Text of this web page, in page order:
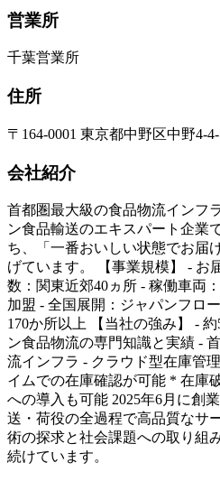
営業所
千葉営業所
住所
〒164-0001 東京都中野区中野4-4-
会社紹介
首都圏最大級の食品物流インフ
ン食品輸送のエキスパート企業
ち、「一番おいしい状態でお届
げています。 【事業規模】 - お
数：関東近郊40ヵ所 - 稼働車両
加盟 - 全国展開：ジャパンフロ
170か所以上 【当社の強み】 -
ン食品物流の専門知識と実績 -
流インフラ - クラウド型在庫管
イムでの在庫確認が可能 * 在庫
への導入も可能 2025年6月に創
送・荷役の全過程で高品質なサ
術の探求と社会課題への取り組
続けています。